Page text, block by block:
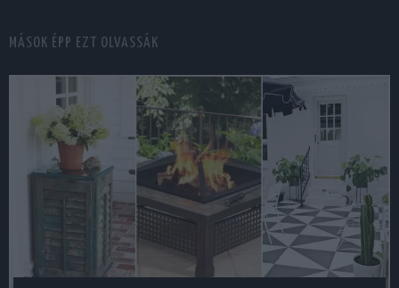
MÁSOK ÉPP EZT OLVASSÁK